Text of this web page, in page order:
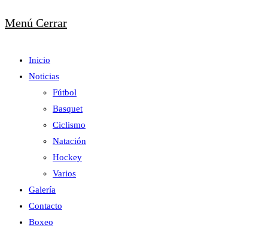
Menú Cerrar
Inicio
Noticias
Fútbol
Basquet
Ciclismo
Natación
Hockey
Varios
Galería
Contacto
Boxeo